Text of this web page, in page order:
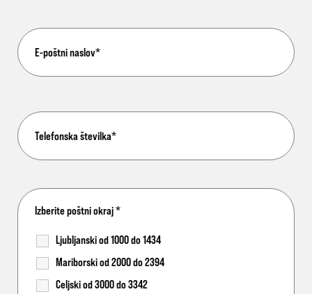
Izberite poštni okraj*
Ljubljanski od 1000 do 1434
Mariborski od 2000 do 2394
Celjski od 3000 do 3342